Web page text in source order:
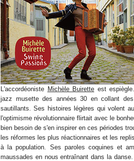
L'accordéoniste Michèle Buirette est
jazz musette des années 30 en collant
sautillants. Ses histoires légères qui volent
l'optimisme révolutionnaire flirtait avec le
bien besoin de s'en inspirer en ces périodes
les réformes les plus réactionnaires et les
à la population. Ses paroles coquines et
maussades en nous entraînant dans la